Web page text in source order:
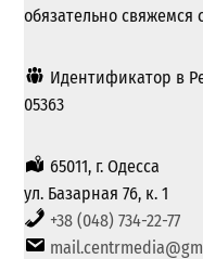
обязательно свяжемся
Идентификатор в
05363
65011, г. Одесса
ул. Базарная 76, к. 1
+38 (048) 734-22-77